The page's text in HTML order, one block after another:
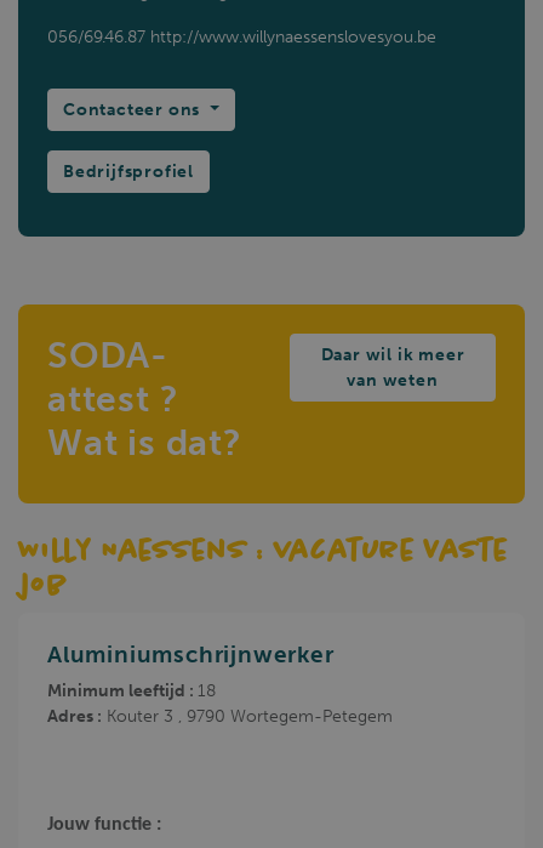
056/69.46.87 http://www.willynaessenslovesyou.be
Contacteer ons
Bedrijfsprofiel
SODA-
attest ?
Wat is dat?
Daar wil ik meer
van weten
Willy Naessens : vacature Vaste
job
Aluminiumschrijnwerker
Minimum leeftijd : 18
Adres : Kouter 3 , 9790 Wortegem-Petegem
Jouw functie :